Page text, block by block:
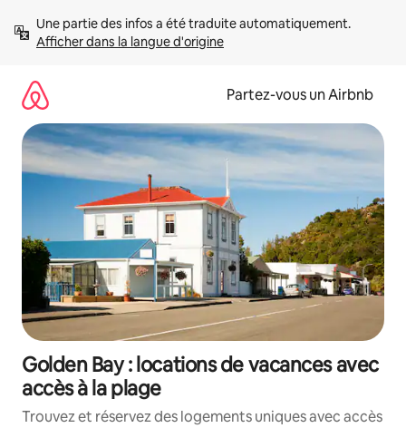
directement
Afficher dans la langue d'origine
Partez-vous un Airbnb
Golden Bay : locations de vacances avec
accès à la plage
Trouvez et réservez des logements uniques avec accès